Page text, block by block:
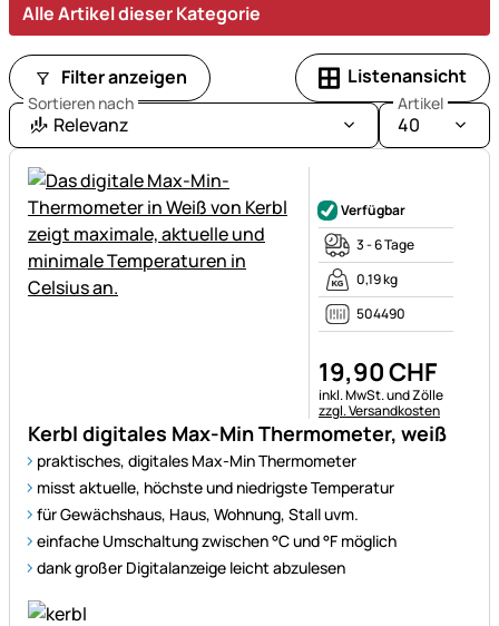
Alle Artikel dieser Kategorie
Filter anzeigen Listenansicht
Sortieren nach
Relevanz
Artikel
40
Kerbl digitales Max-Min Thermometer, weiß
praktisches, digitales Max-Min Thermometer
misst aktuelle, höchste und niedrigste Temperatur
für Gewächshaus, Haus, Wohnung, Stall uvm.
einfache Umschaltung zwischen °C und °F möglich
dank großer Digitalanzeige leicht abzulesen
Verfügbar
3 - 6 Tage
0,19 kg
504490
19,90CHF
Steuerhinweis:
inkl. MwSt. und Zölle
zzgl. Versandkosten